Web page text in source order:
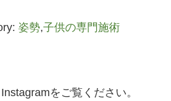
姿勢,子供の専門施術
をご覧ください。